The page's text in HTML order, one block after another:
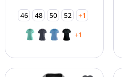
46 48 50 52 +1
+1